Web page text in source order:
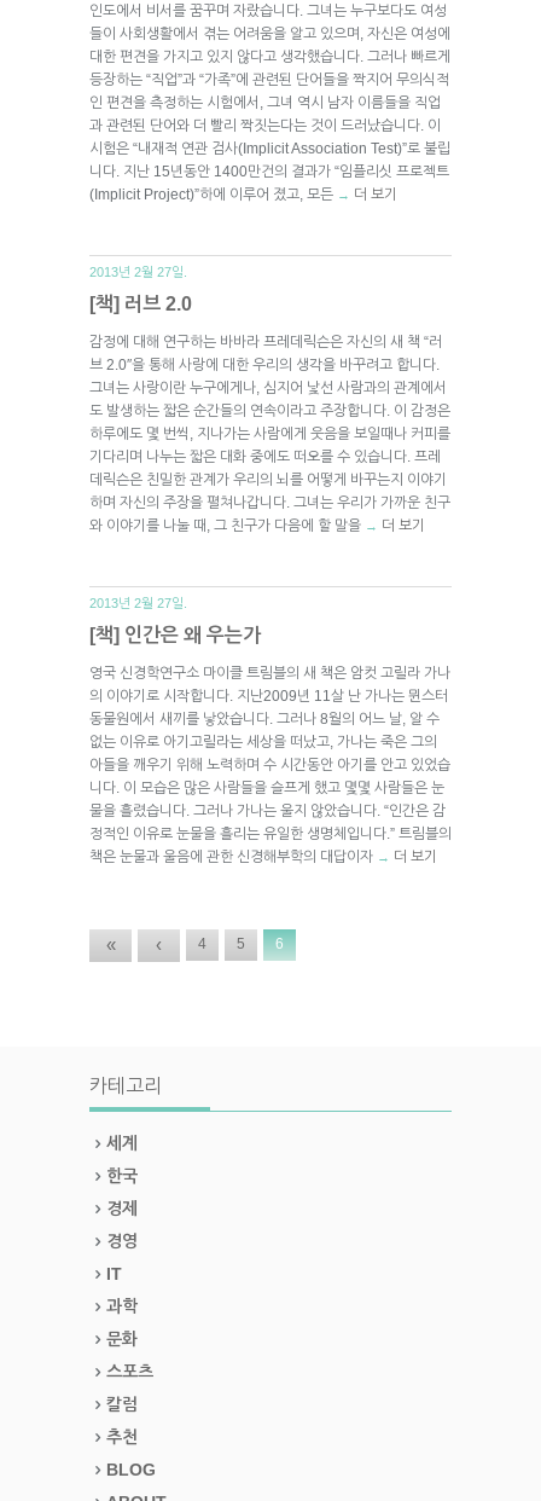
인도에서 비서를 꿈꾸며 자랐습니다. 그녀는 누구보다도 여성
들이 사회생활에서 겪는 어려움을 알고 있으며, 자신은 여성에
대한 편견을 가지고 있지 않다고 생각했습니다. 그러나 빠르게
등장하는 “직업”과 “가족”에 관련된 단어들을 짝지어 무의식적
인 편견을 측정하는 시험에서, 그녀 역시 남자 이름들을 직업
과 관련된 단어와 더 빨리 짝짓는다는 것이 드러났습니다. 이
시험은 “내재적 연관 검사(Implicit Association Test)”로 불립
니다. 지난 15년동안 1400만건의 결과가 “임플리싯 프로젝트
(Implicit Project)”하에 이루어 졌고, 모든 → 더 보기
2013년 2월 27일.
[책] 러브 2.0
감정에 대해 연구하는 바바라 프레데릭슨은 자신의 새 책 “러
브 2.0″을 통해 사랑에 대한 우리의 생각을 바꾸려고 합니다.
그녀는 사랑이란 누구에게나, 심지어 낯선 사람과의 관계에서
도 발생하는 짧은 순간들의 연속이라고 주장합니다. 이 감정은
하루에도 몇 번씩, 지나가는 사람에게 웃음을 보일때나 커피를
기다리며 나누는 짧은 대화 중에도 떠오를 수 있습니다. 프레
데릭슨은 친밀한 관계가 우리의 뇌를 어떻게 바꾸는지 이야기
하며 자신의 주장을 펼쳐나갑니다. 그녀는 우리가 가까운 친구
와 이야기를 나눌 때, 그 친구가 다음에 할 말을 → 더 보기
2013년 2월 27일.
[책] 인간은 왜 우는가
영국 신경학연구소 마이클 트림블의 새 책은 암컷 고릴라 가나
의 이야기로 시작합니다. 지난2009년 11살 난 가나는 뮌스터
동물원에서 새끼를 낳았습니다. 그러나 8월의 어느 날, 알 수
없는 이유로 아기고릴라는 세상을 떠났고, 가나는 죽은 그의
아들을 깨우기 위해 노력하며 수 시간동안 아기를 안고 있었습
니다. 이 모습은 많은 사람들을 슬프게 했고 몇몇 사람들은 눈
물을 흘렸습니다. 그러나 가나는 울지 않았습니다. “인간은 감
정적인 이유로 눈물을 흘리는 유일한 생명체입니다.” 트림블의
책은 눈물과 울음에 관한 신경해부학의 대답이자 → 더 보기
« ‹ 4 5 6
카테고리
세계
한국
경제
경영
IT
과학
문화
스포츠
칼럼
추천
BLOG